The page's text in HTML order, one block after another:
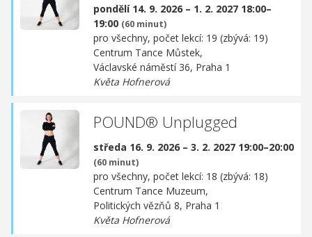
pondělí 14. 9. 2026 – 1. 2. 2027 18:00–
19:00 (60 minut)
pro všechny, počet lekcí: 19 (zbývá: 19)
Centrum Tance Můstek,
Václavské náměstí 36, Praha 1
Květa Hofnerová
POUND® Unplugged
středa 16. 9. 2026 – 3. 2. 2027 19:00–20:00
(60 minut)
pro všechny, počet lekcí: 18 (zbývá: 18)
Centrum Tance Muzeum,
Politických vězňů 8, Praha 1
Květa Hofnerová